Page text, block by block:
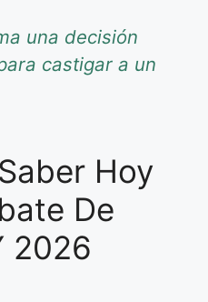
una decisión
castigar a un
Hoy
De
2026